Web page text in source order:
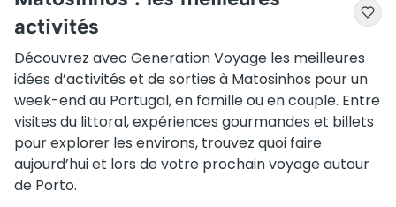
activités
Découvrez avec Generation Voyage les meilleures
idées d’activités et de sorties à Matosinhos pour un
week-end au Portugal, en famille ou en couple. Entre
visites du littoral, expériences gourmandes et billets
pour explorer les environs, trouvez quoi faire
aujourd’hui et lors de votre prochain voyage autour
de Porto.